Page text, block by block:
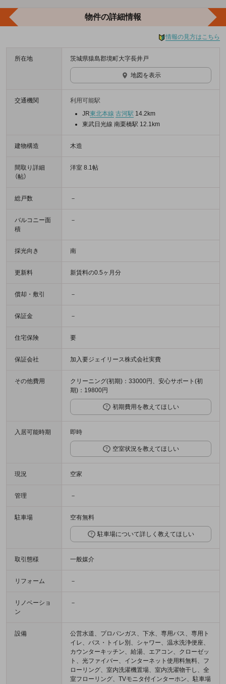
物件の詳細情報
情報の見方はこちら
所在地 茨城県猿島郡境町大字長井戸
地図を表示
交通機関
利用可能駅
JR東北本線 古河駅 14.2km
東武日光線 南栗橋駅 12.1km
建物構造 木造
間取り詳細
（帖）
洋室 8.1帖
総戸数 －
バルコニー面
積
－
採光向き 南
更新料 新賃料の0.5ヶ月分
償却・敷引 －
保証金 －
住宅保険 要
保証会社 加入要ジェイリース株式会社実費
その他費用
クリーニング(初期)：33000円、安心サポート(初
期)：19800円
初期費用を教えてほしい
入居可能時期 即時
空室状況を教えてほしい
現況 空家
管理 －
駐車場 空有無料
駐車場について詳しく教えてほしい
取引態様 一般媒介
リフォーム －
リノベーショ
ン
－
設備
公営水道、プロパンガス、下水、専用バス、専用ト
イレ、バス・トイレ別、シャワー、温水洗浄便座、
カウンターキッチン、給湯、エアコン、クローゼッ
ト、光ファイバー、インターネット使用料無料、フ
ローリング、室内洗濯機置場、室内洗濯物干し、全
室フローリング、TVモニタ付インターホン、駐車場